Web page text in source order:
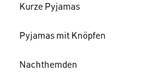
Kurze Pyjamas
Pyjamas mit Knöpfen
Nachthemden